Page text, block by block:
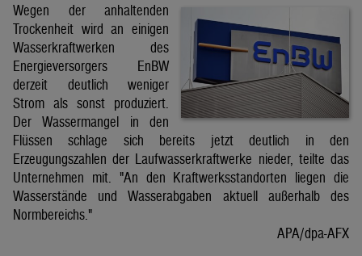
Wegen der anhaltenden
Trockenheit wird an einigen
Wasserkraftwerken des
Energieversorgers EnBW
derzeit deutlich weniger
Strom als sonst produziert.
Der Wassermangel in den
Flüssen schlage sich bereits jetzt deutlich in den
Erzeugungszahlen der Laufwasserkraftwerke nieder, teilte das
Unternehmen mit. "An den Kraftwerksstandorten liegen die
Wasserstände und Wasserabgaben aktuell außerhalb des
Normbereichs."
APA/dpa-AFX